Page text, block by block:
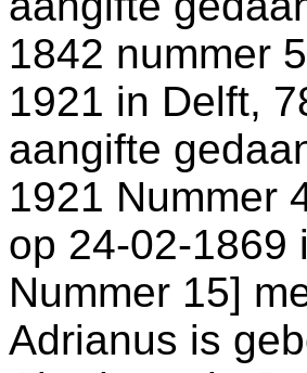
1842 nummer
1921 in Delft,
aangifte
1921 Nummer
op 24-02-1869
Nummer 15]
Adrianus is